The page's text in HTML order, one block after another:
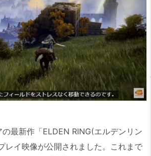
最新作「ELDEN RING(エルデンリン
レイ映像が公開されました。これまで